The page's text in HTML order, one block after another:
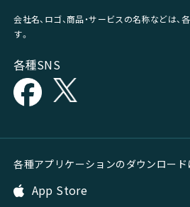
会社名、ロゴ、商品・サービスの名称などは
す。
各種SNS
各種アプリケーションのダウンロード
App Store